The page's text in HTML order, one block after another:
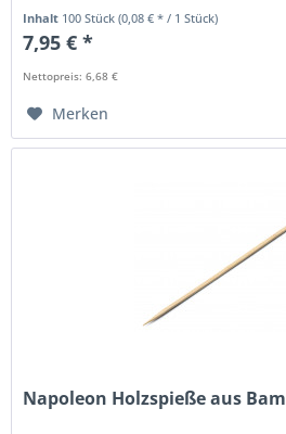
Inhalt 100 Stück(0,08 € * / 1 Stück)
7,95 € *
Nettopreis: 6,68 €
Merken
Napoleon Holzspieße aus